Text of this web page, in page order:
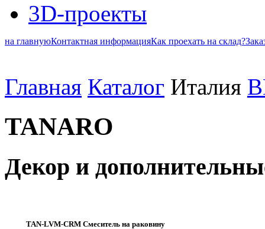
3D-проекты
на главнуюКонтактная информацияКак проехать на склад?
Главная Каталог Италия
TANARO
Декор и
TAN-LVM-CRM Смеситель на раковину